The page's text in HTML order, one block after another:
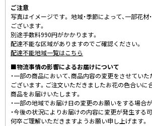
ご注意
写真はイメージです。 地域・季節によって、一部花
ございます。
別途手数料990円がかかります。
配達不能な区域がありますのでご確認ください。
配達不能地域一覧はこちら
■物流事情の影響によるお届けについて
・一部の商品において、商品内容の変更をさせてい
ございます。ご注文いただきましたお花の色合いに
商品をお届けいたします。
・一部の地域でお届け日の変更のお願いをする場合
・今後の状況によりお届けの内容に変更が発生する
何卒ご理解いただきますようお願い申し上げます。